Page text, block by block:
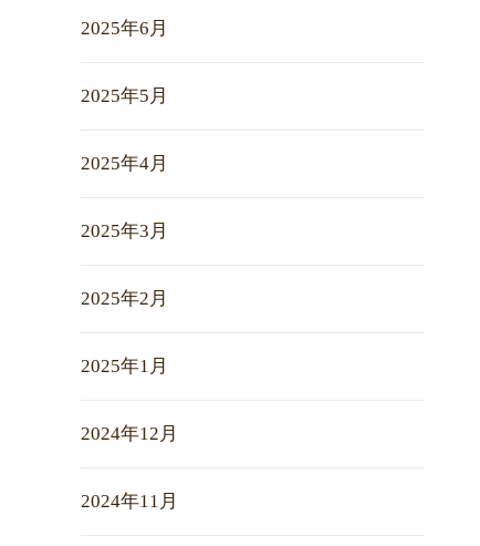
2025年6月
2025年5月
2025年4月
2025年3月
2025年2月
2025年1月
2024年12月
2024年11月